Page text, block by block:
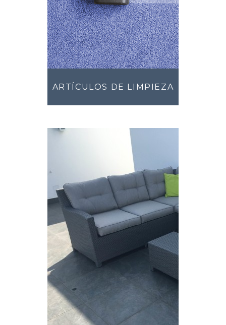
ARTÍCULOS DE LIMPIEZA